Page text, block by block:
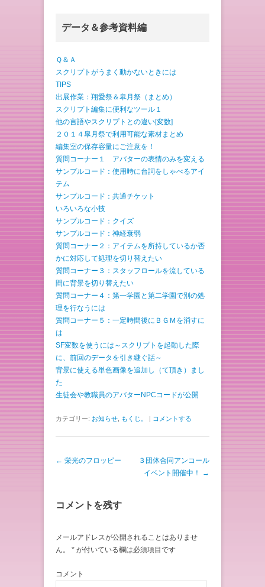
データ＆参考資料編
Ｑ＆Ａ
スクリプトがうまく動かないときには
TIPS
出展作業：翔愛祭＆皐月祭（まとめ）
スクリプト編集に便利なツール１
他の言語やスクリプトとの違い[変数]
２０１４皐月祭で利用可能な素材まとめ
編集室の保存容量にご注意を！
質問コーナー１ アバターの表情のみを変える
サンプルコード：使用時に台詞をしゃべるアイ
テム
サンプルコード：共通チケット
いろいろな小技
サンプルコード：クイズ
サンプルコード：神経衰弱
質問コーナー２：アイテムを所持しているか否
かに対応して処理を切り替えたい
質問コーナー３：スタッフロールを流している
間に背景を切り替えたい
質問コーナー４：第一学園と第二学園で別の処
理を行なうには
質問コーナー５：一定時間後にＢＧＭを消すに
は
SF変数を使うには～スクリプトを起動した際
に、前回のデータを引き継ぐ話～
背景に使える単色画像を追加し（て頂き）まし
た
生徒会や教職員のアバターNPCコードが公開
カテゴリー: お知らせ もくじ。 | コメントする
投稿ナビゲーション
← 栄光のフロッピー
３団体合同アンコール
イベント開催中！
→
コメントを残す
メールアドレスが公開されることはありませ
ん。
* が付いている欄は必須項目です
コメント